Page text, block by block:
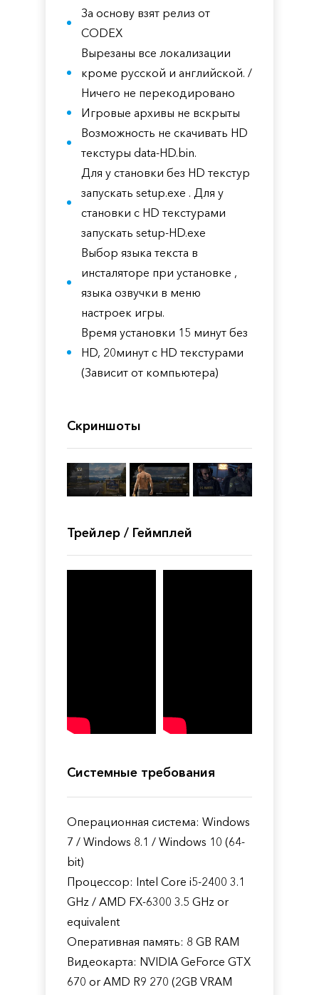
За основу взят релиз от
CODEX
Вырезаны все локализации
кроме русской и английской. /
Ничего не перекодировано
Игровые архивы не вскрыты
Возможность не скачивать HD
текстуры data-HD.bin.
Для у становки без HD текстур
запускать setup.exe . Для у
становки с HD текстурами
запускать setup-HD.exe
Выбор языка текста в
инсталяторе при установке ,
языка озвучки в меню
настроек игры.
Время установки 15 минут без
HD, 20минут с HD текстурами
(Зависит от компьютера)
Скриншоты
Трейлер / Геймплей
Системные требования
Операционная система: Windows
7 / Windows 8.1 / Windows 10 (64-
bit)
Процессор: Intel Core i5-2400 3.1
GHz / AMD FX-6300 3.5 GHz or
equivalent
Оперативная память: 8 GB RAM
Видеокарта: NVIDIA GeForce GTX
670 or AMD R9 270 (2GB VRAM